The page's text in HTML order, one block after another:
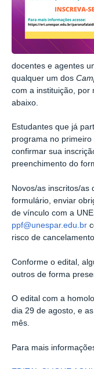
docentes e agentes
qualquer um dos
com a instituição, por
abaixo.
Estudantes que já
programa no
confirmar sua
preenchimento do
Novos/as inscritos/as
formulário, enviar
de vínculo com a
ppf@unespar.edu.br
risco de
Conforme o edital,
outros de forma
O edital com a
dia 29 de agosto, e
mês.
Para mais